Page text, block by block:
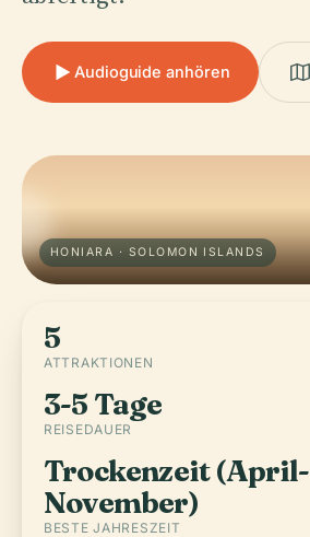
Audioguide anhören
HONIARA · SOLOMON ISLANDS
5
ATTRAKTIONEN
3-5 Tage
REISEDAUER
Trockenzeit (April-
November)
BESTE JAHRESZEIT